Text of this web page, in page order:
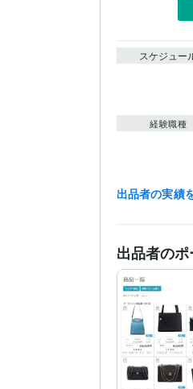
スケジュー
経験職種
資格・検定
プログラミング
語・フレームワ
ビジネス・クリ
ティブツー
出品者の実績
出品者の